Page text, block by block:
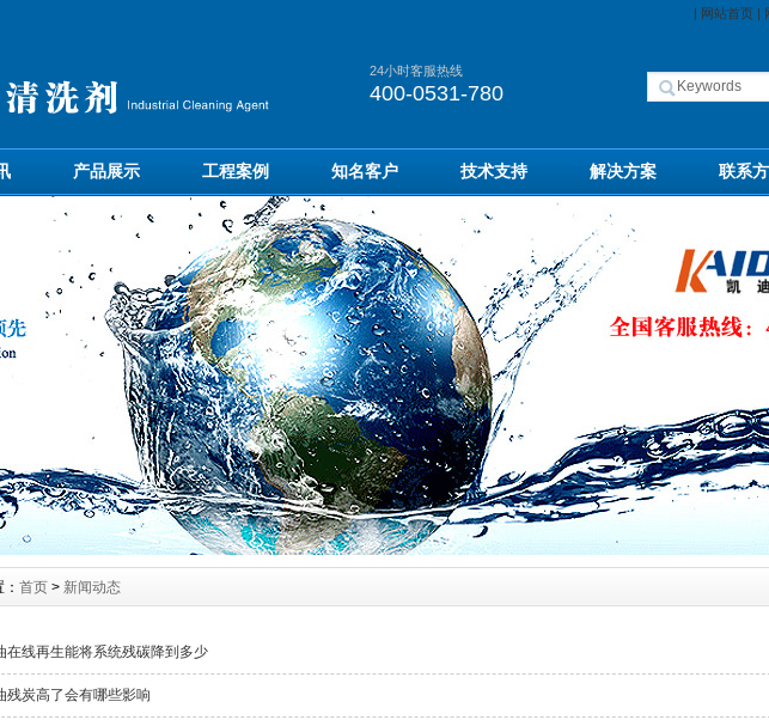
| 网站首页|
24小时客服热线
400-0531-780
产品展示 工程案例 知名客户 技术支持 解决方案 联系
首页 > 新闻动态
在线再生能将系统残碳降到多少
残炭高了会有哪些影响